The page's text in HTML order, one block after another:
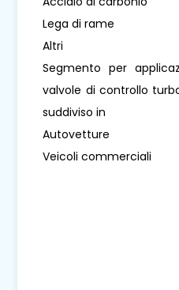
Lega di rame
Altri
Segmento per
valvole di controllo
suddiviso in
Autovetture
Veicoli commerciali